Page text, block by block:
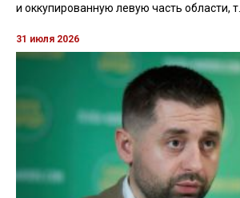
и оккупированную левую часть области, т...
31 июля 2026